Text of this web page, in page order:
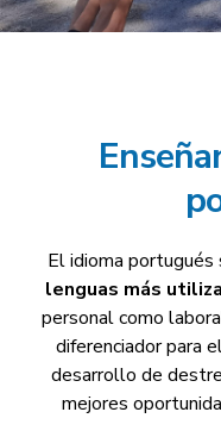
El idioma portugués
lenguas más
personal como
diferenciador para
desarrollo de
mejores